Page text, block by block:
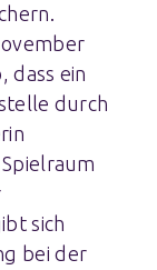
dass ein
durch
sich
bei der